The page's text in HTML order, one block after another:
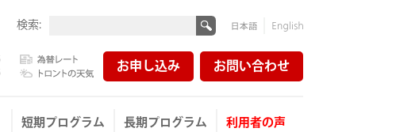
検索:
語
為替レート
お申し込み お問い合わせ
短期プログラム 長期プログラム 利用者の声